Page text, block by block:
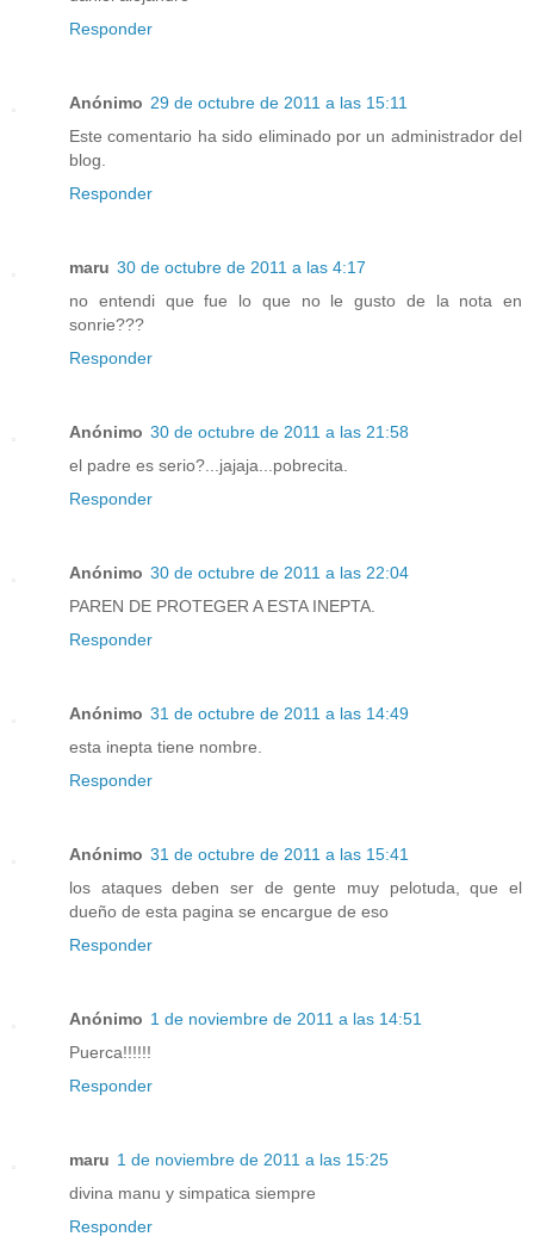
Responder
Anónimo 29 de octubre de 2011 a las 15:11
Este comentario ha sido eliminado por un administrador del
blog.
Responder
maru 30 de octubre de 2011 a las 4:17
no entendi que fue lo que no le gusto de la nota en
sonrie???
Responder
Anónimo 30 de octubre de 2011 a las 21:58
el padre es serio?...jajaja...pobrecita.
Responder
Anónimo 30 de octubre de 2011 a las 22:04
PAREN DE PROTEGER A ESTA INEPTA.
Responder
Anónimo 31 de octubre de 2011 a las 14:49
esta inepta tiene nombre.
Responder
Anónimo 31 de octubre de 2011 a las 15:41
los ataques deben ser de gente muy pelotuda, que el
dueño de esta pagina se encargue de eso
Responder
Anónimo 1 de noviembre de 2011 a las 14:51
Puerca!!!!!!
Responder
maru 1 de noviembre de 2011 a las 15:25
divina manu y simpatica siempre
Responder